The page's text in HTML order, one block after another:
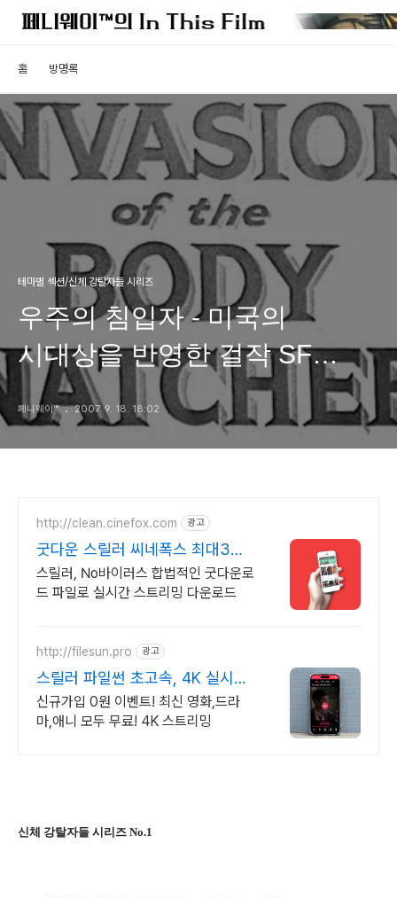
홈 방명록
테마별 섹션/신체 강탈자들 시리즈
우주의 침입자 - 미국의
시대상을 반영한 걸작 SF
스릴러
페니웨이™ 2007. 9. 18. 18:02
http://clean.cinefox.com 광고
굿다운 스릴러 씨네폭스 최대3만
원+10%추가적립
스릴러, No바이러스 합법적인 굿다운로
드 파일로 실시간 스트리밍 다운로드
http://filesun.pro 광고
스릴러 파일썬 초고속, 4K 실시간
보기!
신규가입 0원 이벤트! 최신 영화,드라
마,애니 모두 무료! 4K 스트리밍
신체 강탈자들 시리즈 No.1